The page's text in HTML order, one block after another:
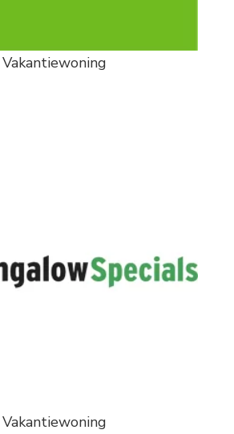
Vakantiewoning
Vakantiewoning